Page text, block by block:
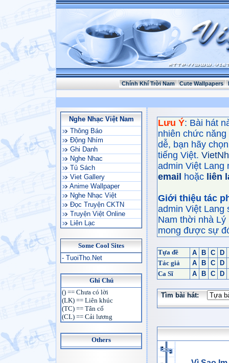
Chính Khí Trời Nam Cute Wallpapers
Nghe Nhạc Việt Nam
Thông Báo
Động Nhím
Ghi Danh
Nghe Nhac
Tủ Sách
Viet Gallery
Anime Wallpaper
Nghe Nhạc Việt
Đọc Truyện CKTN
Truyện Việt Online
Liên Lạc
Some Cool Sites
- TuoiTho.Net
Ghi Chú
() == Chưa có lời
(LK) == Liên khúc
(TC) == Tân cổ
(CL) == Cải lương
Others
Lưu Ý: Bài hát
nhiên chức
dễ, bạn hãy
tiếng Việt.
admin Việt Lang
email
hoặc liên
Giới thiệu tác
admin Việt Lang
Nam thời nhà
mong được sự
Tựa đề A B C
D
Tác giả
A B C
D
Ca Sĩ
A B C D
Tìm bài hát: